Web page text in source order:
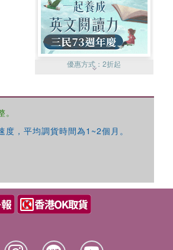
優惠方式：2折起
，平均調貨時間為1~2個月。